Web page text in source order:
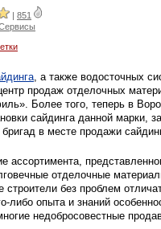
| 851
, а также водосточных
продаж отделочных
Более того, теперь в
сайдинга данной марки,
в месте продажи
ассортимента,
отделочные
без проблем
либо опыта и знаний
недобросовестные